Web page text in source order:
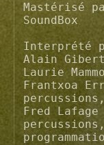
Mastérisé
SoundBox
Interprété
Alain
Laurie
Frantxoa
Fred